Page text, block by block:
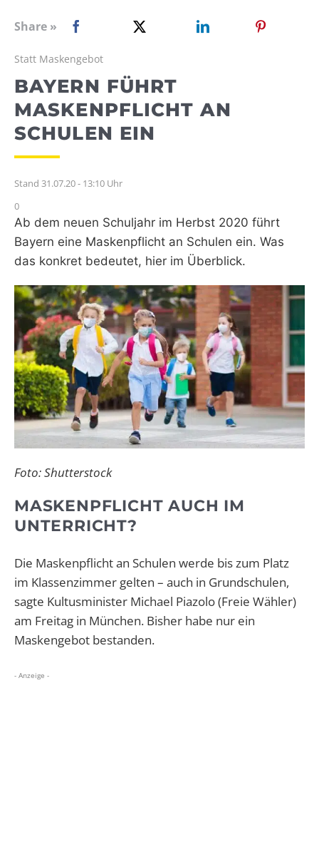
WEBRADIO
Share »
Statt Maskengebot
BAYERN FÜHRT
MASKENPFLICHT AN
SCHULEN EIN
Stand 31.07.20 - 13:10 Uhr
0
Ab dem neuen Schuljahr im Herbst 2020 führt
Bayern eine Maskenpflicht an Schulen ein. Was
das konkret bedeutet, hier im Überblick.
Foto: Shutterstock
MASKENPFLICHT AUCH IM
UNTERRICHT?
Die Maskenpflicht an Schulen werde bis zum Platz
im Klassenzimmer gelten – auch in Grundschulen,
sagte Kultusminister Michael Piazolo (Freie Wähler)
am Freitag in München. Bisher habe nur ein
Maskengebot bestanden.
- Anzeige -